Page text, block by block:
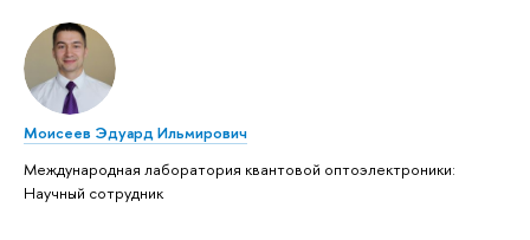
Моисеев Эдуард Ильмирович
Международная лаборатория квантовой оптоэлектроники:
Научный сотрудник